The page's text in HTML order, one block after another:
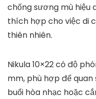
chống sương mù hiệu
thích hợp cho việc di
thiên nhiên.
Nikula 10×22 có độ
mm, phù hợp để
buổi hòa nhạc hoặc